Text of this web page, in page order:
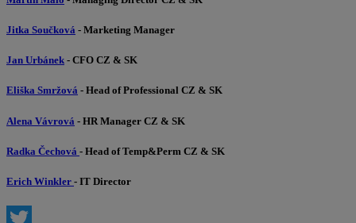
Jitka Součková - Marketing Manager
Jan Urbánek - CFO CZ & SK
Eliška Smržová - Head of Professional CZ & SK
Alena Vávrová - HR Manager CZ & SK
Radka Čechová - Head of Temp&Perm CZ & SK
Erich Winkler - IT Director